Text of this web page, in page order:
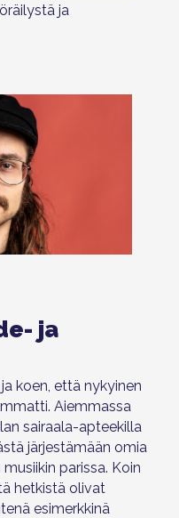
ja
ja
koen, että nykyinen
Aiemmassa
sairaala-apteekilla
järjestämään omia
parissa. Koin
hetkistä olivat
esimerkkinä